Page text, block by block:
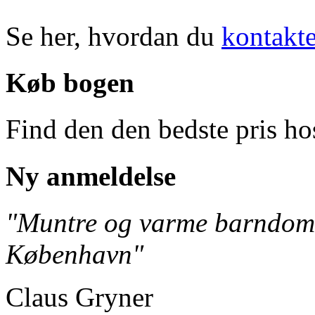
Se her, hvordan du
Køb bogen
Find den den bedste pris
Ny anmeldelse
"Muntre og varme
København"
Claus Gryner